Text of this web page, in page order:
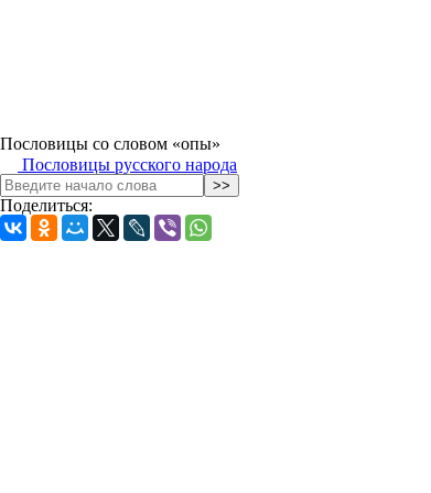
Пословицы со словом «опы»
Пословицы русского народа
Поделиться: